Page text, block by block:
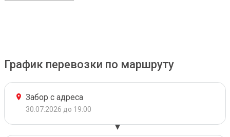
График перевозки по маршруту
Забор с адреса
30.07.2026 до 19:00